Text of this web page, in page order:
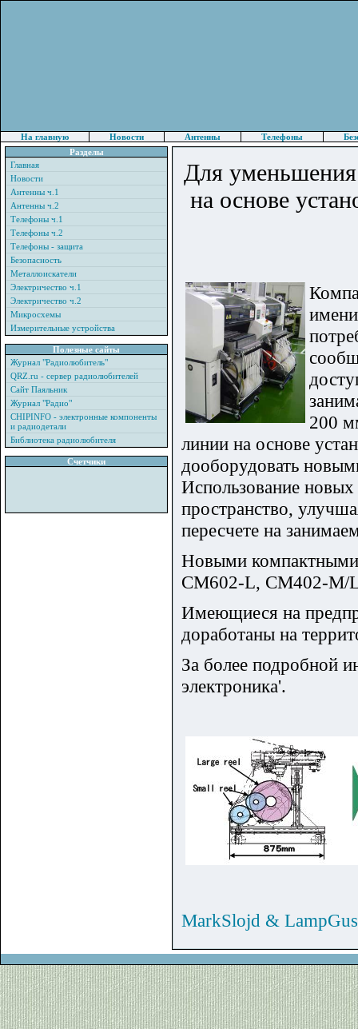
На главную Новости Антенны Телефоны
Разделы
Главная
Новости
Антенны ч.1
Антенны ч.2
Телефоны ч.1
Телефоны ч.2
Телефоны - защита
Безопасность
Металлоискатели
Электричество ч.1
Электричество ч.2
Микросхемы
Измерительные устройства
Полезные сайты
Журнал "Радиолюбитель"
QRZ.ru - сервер радиолюбителей
Сайт Паяльник
Журнал "Радио"
CHIPINFO - электронные компоненты
и радиодетали
Библиотека радиолюбителя
Счетчики
Для
на основе
200
линии на основе
дооборудовать
Использование
пространство,
пересчете на
Новыми
CM602-L, CM402-M/
Имеющиеся на
доработаны на
За более подробной
электроника'.
MarkSlojd &